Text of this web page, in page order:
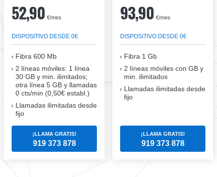
52,90 €/mes
DISPOSITIVO DESDE 0€
Fibra 600 Mb
2 líneas móviles: 1 línea
30 GB y min. ilimitados;
otra línea 5 GB y llamadas
0 cts/min (0,50€ establ.)
Llamadas ilimitadas desde
fijo
¡LLAMA GRATIS!
919 373 878
93,90 €/mes
DISPOSITIVO DESDE 0€
Fibra 1 Gb
2 líneas móviles con GB y
min. ilimitados
Llamadas ilimitadas desde
fijo
¡LLAMA GRATIS!
919 373 878